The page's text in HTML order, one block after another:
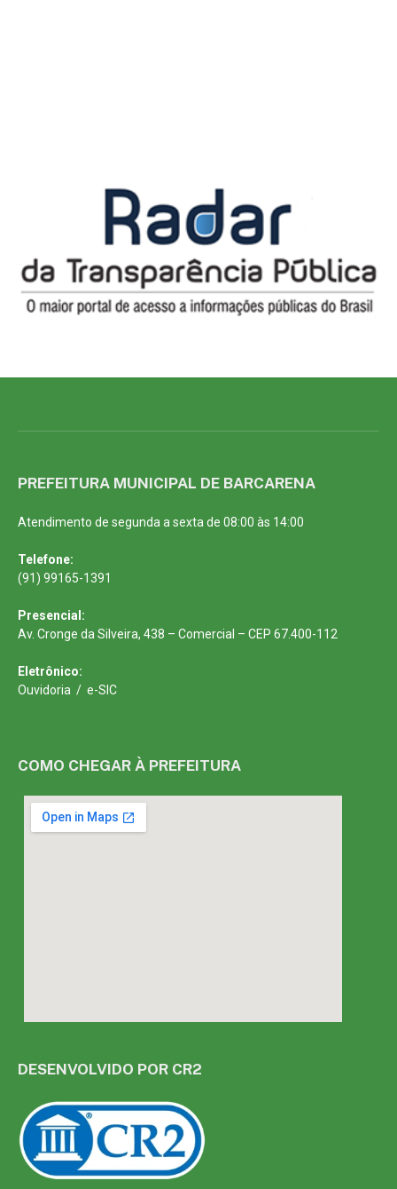
PREFEITURA MUNICIPAL DE BARCARENA
Atendimento de segunda a sexta de 08:00 às 14:00
Telefone:
(91) 99165-1391
Presencial:
Av. Cronge da Silveira, 438 – Comercial – CEP 67.400-112
Eletrônico:
Ouvidoria / e-SIC
COMO CHEGAR À PREFEITURA
DESENVOLVIDO POR CR2